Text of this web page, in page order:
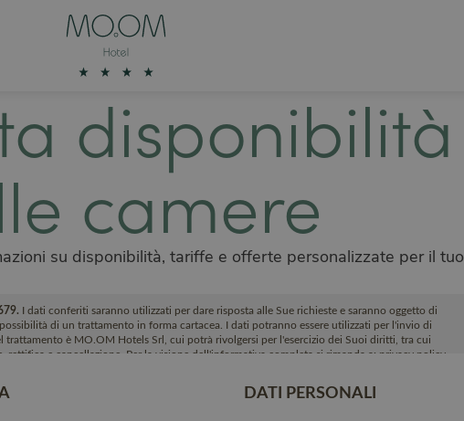
disponibilità
camere
su disponibilità, tariffe e offerte personalizzate per il tuo
I dati conferiti saranno utilizzati per dare risposta alle Sue richieste e saranno oggetto di
di un trattamento in forma cartacea. I dati potranno essere utilizzati per l'invio di
è MO.OM Hotels Srl, cui potrà rivolgersi per l'esercizio dei Suoi diritti, tra cui
rettifica e cancellazione. Per la visione dell'informativa completa si rimanda a: privacy policy
DATI PERSONALI